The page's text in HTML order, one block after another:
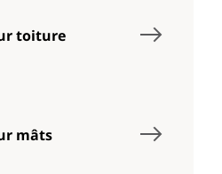
toiture
mâts